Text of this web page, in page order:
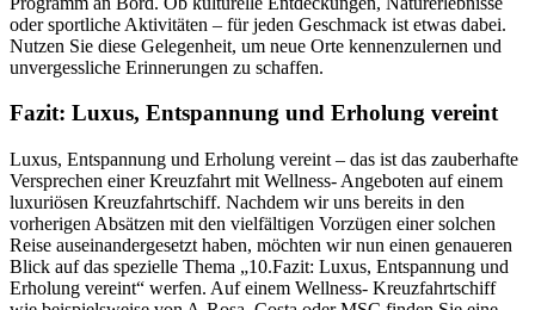
oder sportliche Aktivitäten – für jeden Geschmack ist etwas dabei.
Nutzen Sie diese Gelegenheit, um neue Orte kennenzulernen und
unvergessliche Erinnerungen zu schaffen.
Fazit: Luxus, Entspannung und Erholung vereint
Luxus, Entspannung und Erholung vereint – das ist das zauberhafte
Versprechen einer Kreuzfahrt mit Wellness- Angeboten auf einem
luxuriösen Kreuzfahrtschiff. Nachdem wir uns bereits in den
vorherigen Absätzen mit den vielfältigen Vorzügen einer solchen
Reise auseinandergesetzt haben, möchten wir nun einen genaueren
Blick auf das spezielle Thema „10.Fazit: Luxus, Entspannung und
Erholung vereint“ werfen. Auf einem Wellness- Kreuzfahrtschiff